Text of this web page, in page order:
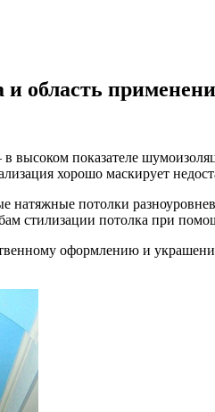
область
высоком показателе
хорошо маскирует
натяжные потолки
стилизации потолка при
оформлению и